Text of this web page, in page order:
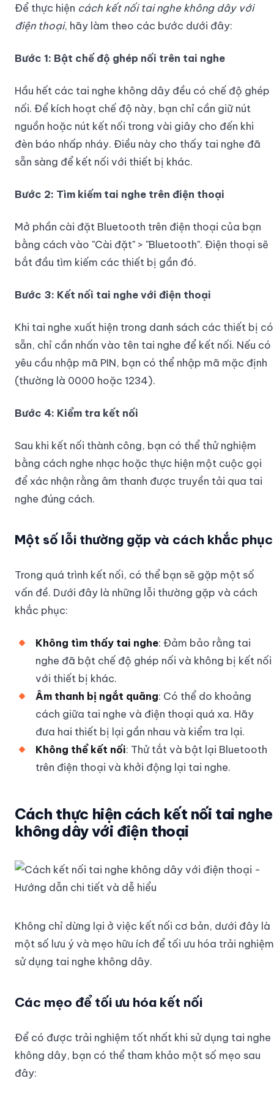
Để thực hiện cách kết nối tai nghe không dây với
điện thoại, hãy làm theo các bước dưới đây:
Bước 1: Bật chế độ ghép nối trên tai nghe
Hầu hết các tai nghe không dây đều có chế độ ghép
nối. Để kích hoạt chế độ này, bạn chỉ cần giữ nút
nguồn hoặc nút kết nối trong vài giây cho đến khi
đèn báo nhấp nháy. Điều này cho thấy tai nghe đã
sẵn sàng để kết nối với thiết bị khác.
Bước 2: Tìm kiếm tai nghe trên điện thoại
Mở phần cài đặt Bluetooth trên điện thoại của bạn
bằng cách vào "Cài đặt" > "Bluetooth". Điện thoại sẽ
bắt đầu tìm kiếm các thiết bị gần đó.
Bước 3: Kết nối tai nghe với điện thoại
Khi tai nghe xuất hiện trong danh sách các thiết bị có
sẵn, chỉ cần nhấn vào tên tai nghe để kết nối. Nếu có
yêu cầu nhập mã PIN, bạn có thể nhập mã mặc định
(thường là 0000 hoặc 1234).
Bước 4: Kiểm tra kết nối
Sau khi kết nối thành công, bạn có thể thử nghiệm
bằng cách nghe nhạc hoặc thực hiện một cuộc gọi
để xác nhận rằng âm thanh được truyền tải qua tai
nghe đúng cách.
Một số lỗi thường gặp và cách khắc phục
Trong quá trình kết nối, có thể bạn sẽ gặp một số
vấn đề. Dưới đây là những lỗi thường gặp và cách
khắc phục:
Không tìm thấy tai nghe: Đảm bảo rằng tai
nghe đã bật chế độ ghép nối và không bị kết nối
với thiết bị khác.
Âm thanh bị ngắt quãng: Có thể do khoảng
cách giữa tai nghe và điện thoại quá xa. Hãy
đưa hai thiết bị lại gần nhau và kiểm tra lại.
Không thể kết nối: Thử tắt và bật lại Bluetooth
trên điện thoại và khởi động lại tai nghe.
Cách thực hiện cách kết nối tai nghe
không dây với điện thoại
Không chỉ dừng lại ở việc kết nối cơ bản, dưới đây là
một số lưu ý và mẹo hữu ích để tối ưu hóa trải nghiệm
sử dụng tai nghe không dây.
Các mẹo để tối ưu hóa kết nối
Để có được trải nghiệm tốt nhất khi sử dụng tai nghe
không dây, bạn có thể tham khảo một số mẹo sau
đây: